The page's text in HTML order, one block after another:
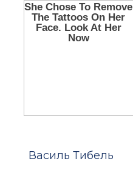
Василь Тибель